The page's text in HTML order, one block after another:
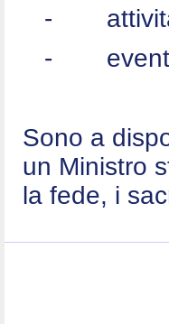
-
-
Sono a
un Ministro
la fede, i